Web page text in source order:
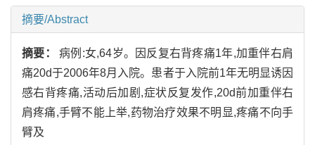
摘要/Abstract
摘要：病例:女,64岁。因反复右背疼痛1年,加重伴右肩
痛20d于2006年8月入院。患者于入院前1年无明显诱因
感右背疼痛,活动后加剧,症状反复发作,20d前加重伴右
肩疼痛,手臂不能上举,药物治疗效果不明显,疼痛不向手
臂及